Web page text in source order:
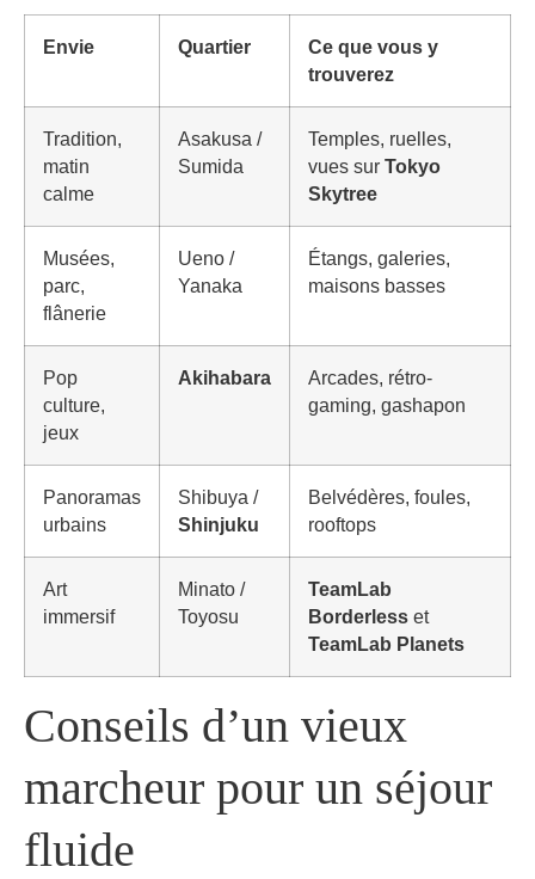
Envie Quartier
Ce que vous y
trouverez
Tradition,
matin
calme
Asakusa /
Sumida
Temples, ruelles,
vues sur Tokyo
Skytree
Musées,
parc,
flânerie
Ueno /
Yanaka
Étangs, galeries,
maisons basses
Pop
culture,
jeux
Akihabara
Arcades, rétro-
gaming, gashapon
Panoramas
urbains
Shibuya /
Shinjuku
Belvédères, foules,
rooftops
Art
immersif
Minato /
Toyosu
TeamLab
Borderless et
TeamLab Planets
Conseils d’un vieux
marcheur pour un séjour
fluide